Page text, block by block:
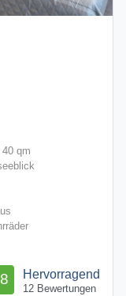
qm
Hervorragend
12 Bewertungen